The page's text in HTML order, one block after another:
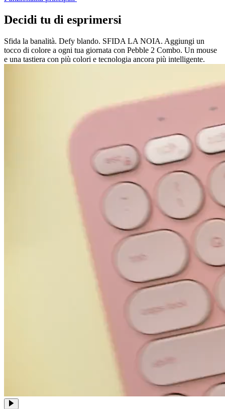
Decidi tu di esprimersi
Sfida la banalità. Defy blando. SFIDA LA NOIA. Aggiungi un
tocco di colore a ogni tua giornata con Pebble 2 Combo. Un mouse
e una tastiera con più colori e tecnologia ancora più intelligente.